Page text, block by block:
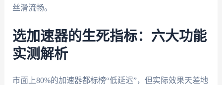
丝滑流畅。
选加速器的生死指标：六大功能
实测解析
市面上80%的加速器都标榜“低延迟”，但实际效果天差地